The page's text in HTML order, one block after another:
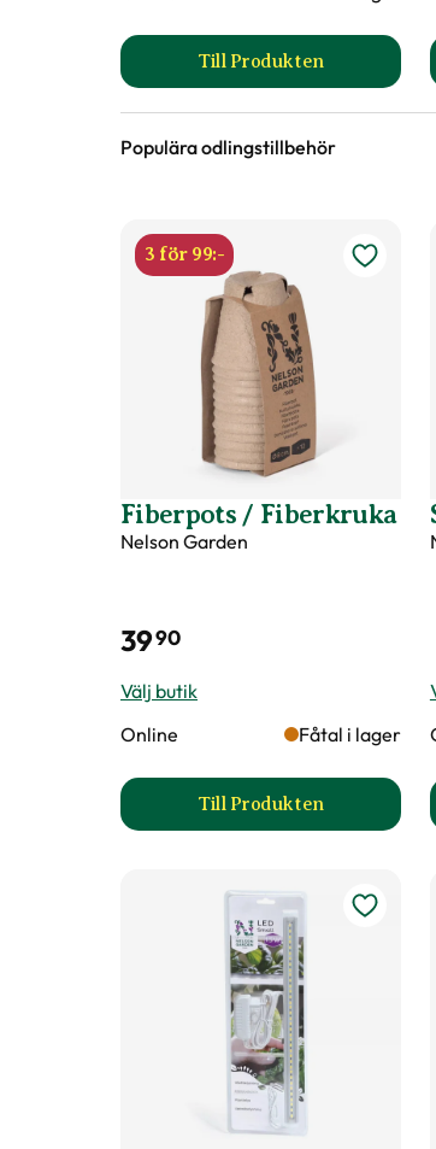
Till Produkten
till Hasselfors S-
Populära odlingstillbehör
3 för 99:-
Fiberpots / Fiberkruka
Nelson Garden
3990
Välj butik
Online
Fåtal i lager
Till Produkten
till Fiberpots /